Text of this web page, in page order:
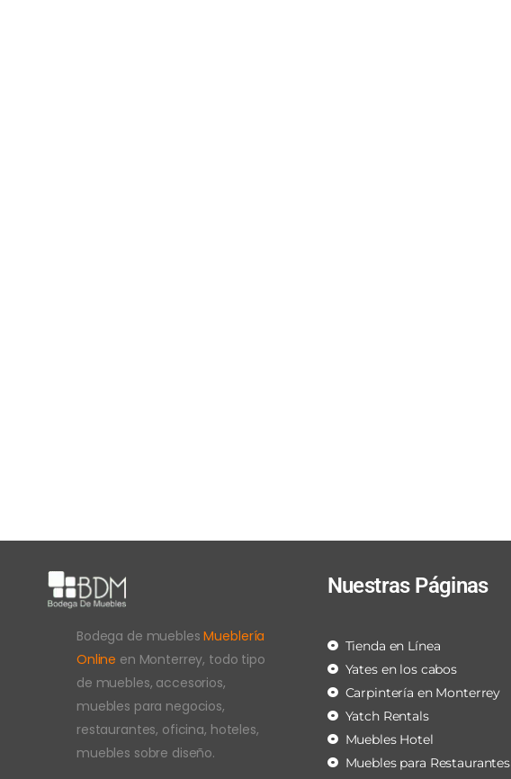
Bodega de mueblesMueblería
Online en Monterrey, todo tipo
de muebles, accesorios,
muebles para negocios,
restaurantes, oficina, hoteles,
muebles sobre diseño.
Nuestras Páginas
Tienda en Línea
Yates en los cabos
Carpintería en Monterrey
Yatch Rentals
Muebles Hotel
Muebles para Restaurantes